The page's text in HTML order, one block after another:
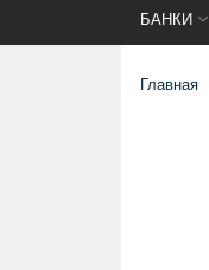
БАНКИ
Главная